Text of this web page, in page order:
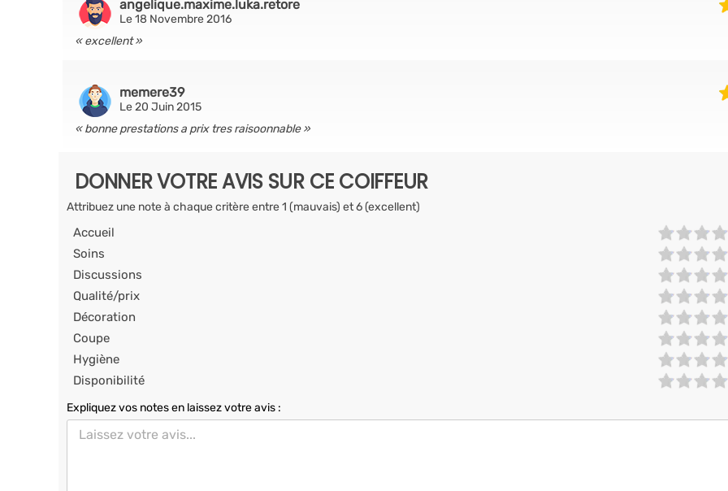
angelique.maxime.luka.retore
Le 18 Novembre 2016
excellent
memere39
Le 20 Juin 2015
bonne prestations a prix tres raisoonnable
DONNER VOTRE AVIS SUR CE COIFFEUR
Attribuez une note à chaque critère entre 1 (mauvais) et 6 (excellent)
Accueil
Soins
Discussions
Qualité/prix
Décoration
Coupe
Hygiène
Disponibilité
Expliquez vos notes en laissez votre avis :